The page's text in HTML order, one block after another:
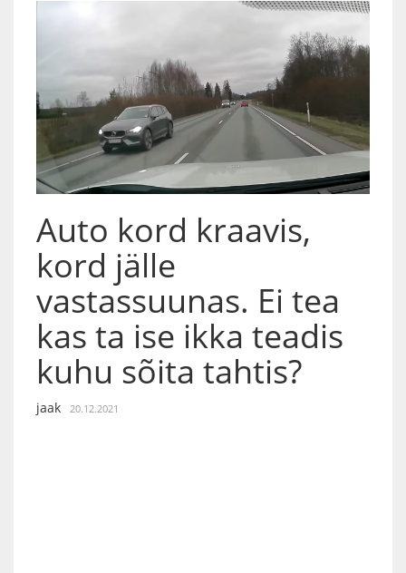
Auto kord kraavis,
kord jälle
vastassuunas. Ei tea
kas ta ise ikka teadis
kuhu sõita tahtis?
jaak 20.12.2021